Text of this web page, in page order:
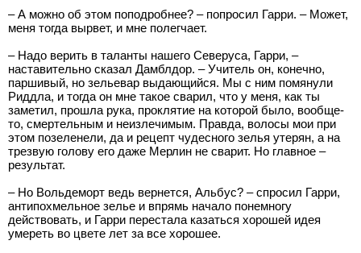
– А можно об этом поподробнее? – попросил Гарри. – Может,
меня тогда вырвет, и мне полегчает.
– Надо верить в таланты нашего Северуса, Гарри, –
наставительно сказал Дамблдор. – Учитель он, конечно,
паршивый, но зельевар выдающийся. Мы с ним помянули
Риддла, и тогда он мне такое сварил, что у меня, как ты
заметил, прошла рука, проклятие на которой было, вообще-
то, смертельным и неизлечимым. Правда, волосы мои при
этом позеленели, да и рецепт чудесного зелья утерян, а на
трезвую голову его даже Мерлин не сварит. Но главное –
результат.
– Но Вольдеморт ведь вернется, Альбус? – спросил Гарри,
антипохмельное зелье и впрямь начало понемногу
действовать, и Гарри перестала казаться хорошей идея
умереть во цвете лет за все хорошее.